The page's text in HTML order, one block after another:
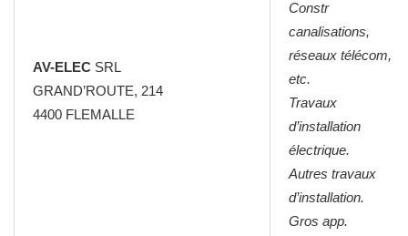
AV-ELEC SRL
GRAND’ROUTE, 214
4400 FLEMALLE
Constr
canalisations,
réseaux télécom,
etc.
Travaux
d’installation
électrique.
Autres travaux
d’installation.
Gros app.